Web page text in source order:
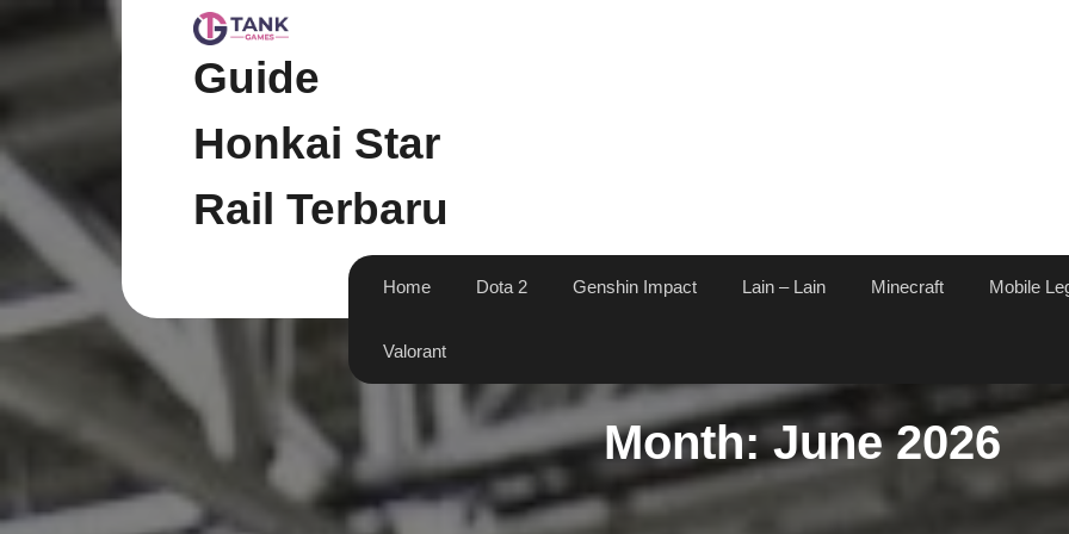
Guide
Honkai Star
Rail Terbaru
Home Dota 2 Genshin Impact Lain – Lain Minecraft Mobile
Valorant
Month:June 2026